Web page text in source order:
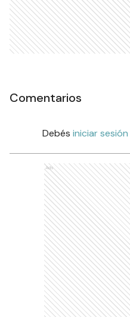
Comentarios
Debés iniciar sesión
Ads